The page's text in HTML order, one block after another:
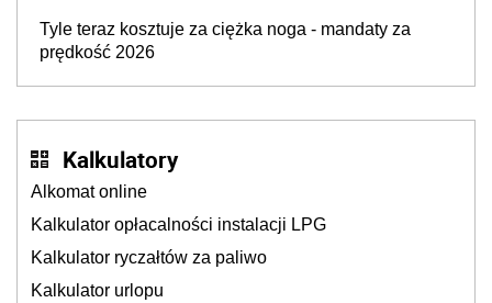
Tyle teraz kosztuje za ciężka noga - mandaty za
prędkość 2026
Kalkulatory
Alkomat online
Kalkulator opłacalności instalacji LPG
Kalkulator ryczałtów za paliwo
Kalkulator urlopu